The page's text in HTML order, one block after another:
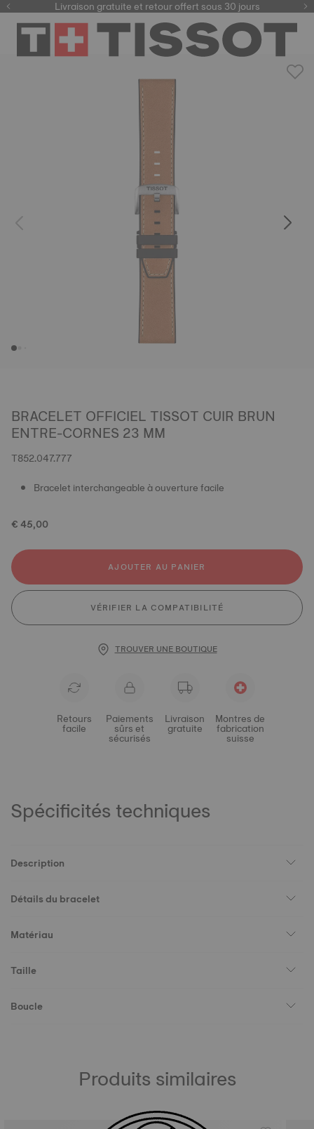
Livraison gratuite et retour offert sous 30 jours
BRACELET OFFICIEL TISSOT CUIR BRUN
ENTRE-CORNES 23 MM
T852.047.777
Bracelet interchangeable à ouverture facile
€ 45,00
AJOUTER AU PANIER
VÉRIFIER LA COMPATIBILITÉ
TROUVER UNE BOUTIQUE
Retours
facile
Paiements
sûrs et
sécurisés
Livraison
gratuite
Montres de
fabrication
suisse
Spécificités techniques
Description
Détails du bracelet
Matériau
Taille
Boucle
Produits similaires